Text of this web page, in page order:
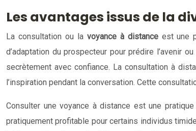
Les avantages issus de la
La consultation ou la voyance à distanceest une
d’adaptation du prospecteur pour prédire l’avenir
secrètement avec confiance. La consultation à
l’inspiration pendant la conversation. Cette
Consulter une voyance à distance est une
pratiquement profitable pour certains individus